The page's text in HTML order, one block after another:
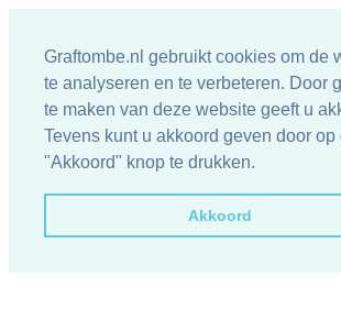
Graftombe.nl gebruikt cookies om de
te analyseren en te verbeteren. Door
te maken van deze website geeft u
Tevens kunt u akkoord geven door op
"Akkoord" knop te drukken.
Akkoord